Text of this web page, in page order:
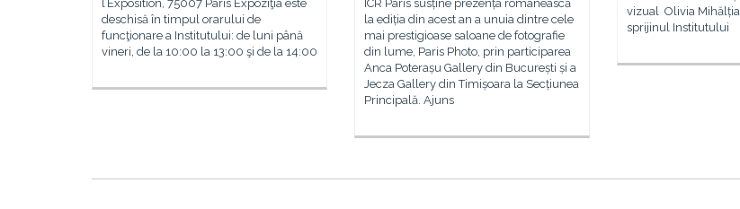
vizual Olivia
sprijinul Institutului
l’Exposition, 75007 Paris Expoziţia este
deschisă în timpul orarului de
funcţionare a Institutului: de luni până
vineri, de la 10:00 la 13:00 şi de la 14:00
ICR Paris susține prezența românească
la ediția din acest an a unuia dintre cele
mai prestigioase saloane de fotografie
din lume, Paris Photo, prin participarea
Anca Poterașu Gallery din București și a
Jecza Gallery din Timișoara la Secțiunea
Principală. Ajuns